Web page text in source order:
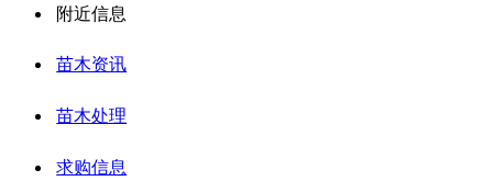
附近信息
苗木资讯
苗木处理
求购信息